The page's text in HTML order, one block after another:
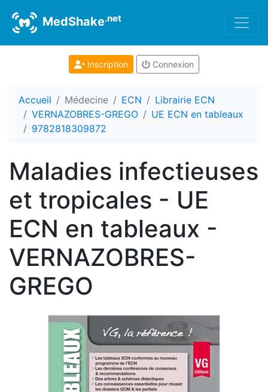
MedShake.net
Inscription Connexion
Accueil Médecine ECN
Librairie ECN
VERNAZOBRES-GREGO
UE ECN en tableaux
9782818309872
Maladies infectieuses
et tropicales - UE
ECN en tableaux -
VERNAZOBRES-
GREGO